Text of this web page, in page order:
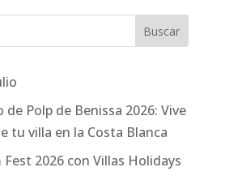
de Polp de Benissa 2026: Vive
tu villa en la Costa Blanca
2026 con Villas Holidays